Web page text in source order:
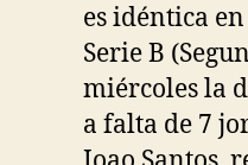
es idéntica
Serie B
miércoles la
a falta de 7